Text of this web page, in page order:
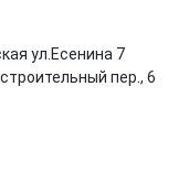
ул.Есенина 7
пер., 6